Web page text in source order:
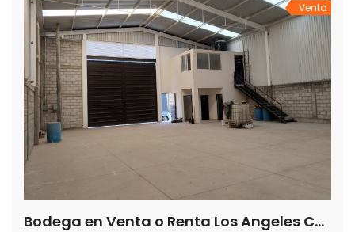
Venta
Bodega en Venta o Renta Los Angeles Corregidora Querétaro